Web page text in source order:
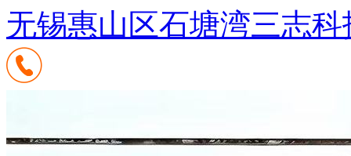
无锡惠山区石塘湾三志